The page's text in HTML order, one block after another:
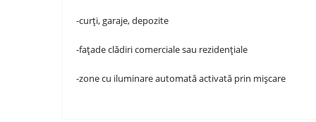
-curți, garaje, depozite
-fațade clădiri comerciale sau rezidențiale
-zone cu iluminare automată activată prin mișcare